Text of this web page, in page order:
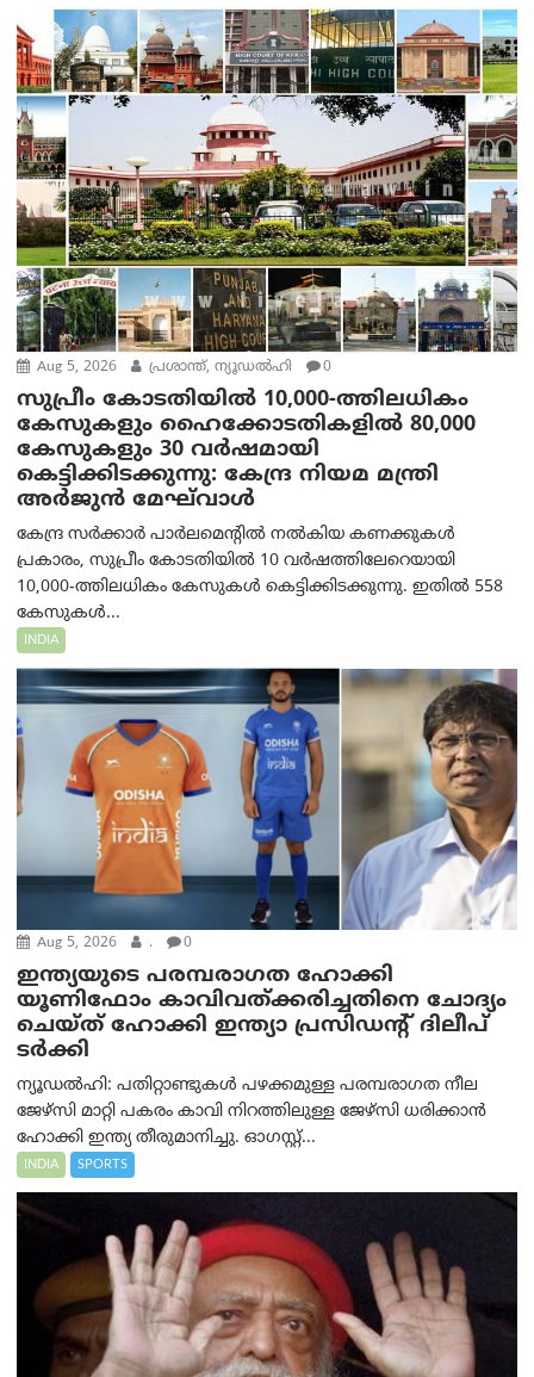
Aug 5, 2026 പ്രശാന്ത്, ന്യൂഡല്‍ഹി 0
സുപ്രീം കോടതിയിൽ 10,000-ത്തിലധികം
കേസുകളും ഹൈക്കോടതികളിൽ 80,000
കേസുകളും 30 വർഷമായി
കെട്ടിക്കിടക്കുന്നു: കേന്ദ്ര നിയമ മന്ത്രി
അര്‍ജുന്‍ മേഘ്‌വാള്‍
കേന്ദ്ര സർക്കാർ പാർലമെന്റിൽ നൽകിയ കണക്കുകൾ
പ്രകാരം, സുപ്രീം കോടതിയിൽ 10 വർഷത്തിലേറെയായി
10,000-ത്തിലധികം കേസുകൾ കെട്ടിക്കിടക്കുന്നു. ഇതിൽ 558
കേസുകൾ...
INDIA
Aug 5, 2026 . 0
ഇന്ത്യയുടെ പരമ്പരാഗത ഹോക്കി
യൂണിഫോം കാവിവത്ക്കരിച്ചതിനെ ചോദ്യം
ചെയ്ത് ഹോക്കി ഇന്ത്യാ പ്രസിഡന്റ് ദിലീപ്
ടര്‍ക്കി
ന്യൂഡൽഹി: പതിറ്റാണ്ടുകൾ പഴക്കമുള്ള പരമ്പരാഗത നീല
ജേഴ്‌സി മാറ്റി പകരം കാവി നിറത്തിലുള്ള ജേഴ്‌സി ധരിക്കാൻ
ഹോക്കി ഇന്ത്യ തീരുമാനിച്ചു. ഓഗസ്റ്റ്...
INDIA SPORTS